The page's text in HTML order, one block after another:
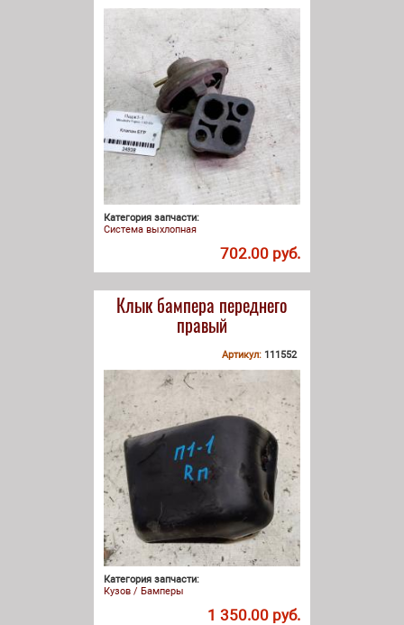
Категория запчасти:
Система выхлопная
702.00 руб.
Клык бампера переднего
правый
Артикул: 111552
Категория запчасти:
Кузов / Бамперы
1 350.00 руб.